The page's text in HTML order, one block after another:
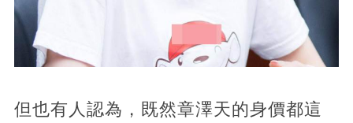
但也有人認為，既然章澤天的身價都這